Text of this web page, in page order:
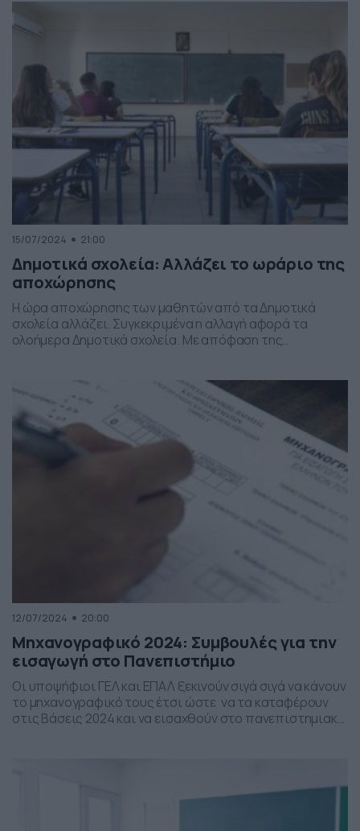
όμως η πράξη μας γίνεται για μια στιγμή και σταματά,
χρησιμοποιούμε το αγάγω, […]
15/07/2024 21:00
Δημοτικά σχολεία: Αλλάζει το ωράριο της
αποχώρησης
Η ώρα αποχώρησης των μαθητών από τα Δημοτικά
σχολεία αλλάζει. Συγκεκριμένα η αλλαγή αφορά τα
ολοήμερα Δημοτικά σχολεία. Με απόφαση της
αναβαθμισμένου ολοήμερου Δημοτικού σχολείου θα
αποχωρούν στις 15:50- με το πέρας της δεύτερης
διδακτικής ώρας της 2ης ζώνης- ή στις 17:30, […]
12/07/2024 20:00
Μηχανογραφικό 2024: Συμβουλές για την
εισαγωγή στο Πανεπιστήμιο
Οι υποψήφιοι ΓΕΛ και ΕΠΑΛ ξεκινούν σιγά σιγά να κάνουν
το μηχανογραφικό τους έτσι ώστε να τα καταφέρουν
στις Βάσεις 2024 και να εισαχθούν στο πανεπιστημιακό
https://michanografiko.it.minedu.gov.gr να